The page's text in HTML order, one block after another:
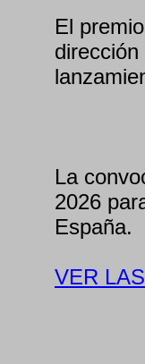
El
La
2026
España.
VER